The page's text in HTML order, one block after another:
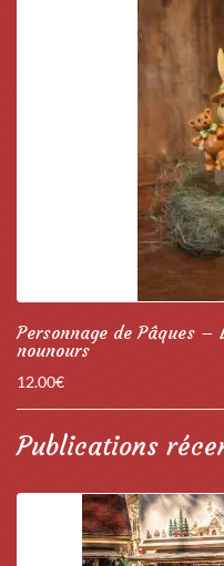
Personnage de Pâques
nounours
12.00€
Publications